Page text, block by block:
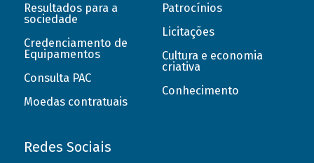
Resultados para a
sociedade
Credenciamento de
Equipamentos
Consulta PAC
Moedas contratuais
Patrocínios
Licitações
Cultura e economia
criativa
Conhecimento
Redes Sociais